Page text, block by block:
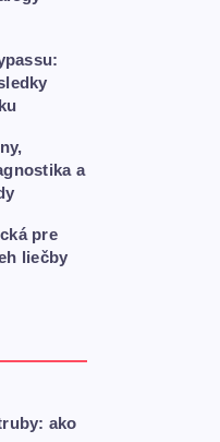
a
pre
liečby
ako